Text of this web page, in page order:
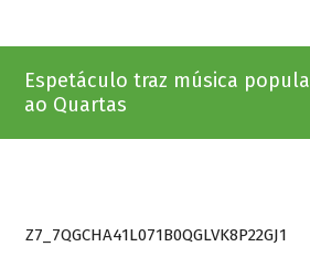
Espetáculo traz música
ao Quartas
Z7_7QGCHA41L071B0QGLVK8P22GJ1